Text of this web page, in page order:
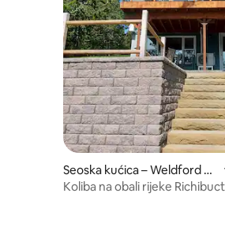
Seoska kućica – Weldford Pa
rish
Koliba na obali rijeke